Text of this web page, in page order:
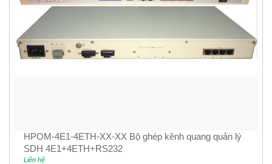
HPOM-4E1-4ETH-XX-XX Bộ ghép kênh quang quản lý
SDH 4E1+4ETH+RS232
Liên hệ